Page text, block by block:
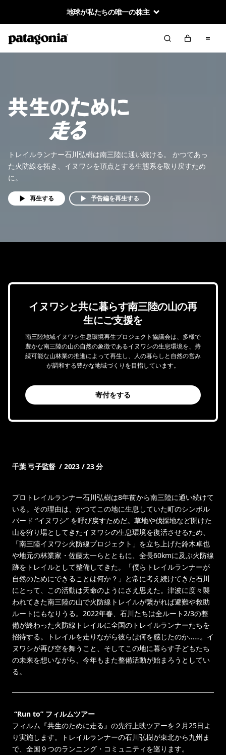
地球が私たちの唯一の株主
トレイルランナー石川弘樹は南三陸に通い続ける。 かつてあっ
た火防線を拓き、イヌワシを頂点とする生態系を取り戻すため
に。
再生する 予告編を再生する
千葉 弓子監督 / 2023 / 23 分
プロトレイルランナー石川弘樹は8年前から南三陸に通い続けて
いる。その理由は、かつてこの地に生息していた町のシンボル
バード “イヌワシ” を呼び戻すためだ。草地や伐採地など開けた
山を狩り場としてきたイヌワシの生息環境を復活させるため、
「南三陸イヌワシ火防線プロジェクト」を立ち上げた鈴木卓也
や地元の林業家・佐藤太一らとともに、全長60kmに及ぶ火防線
跡をトレイルとして整備してきた。「僕らトレイルランナーが
自然のためにできることは何か？」と常に考え続けてきた石川
にとって、この活動は天命のようにさえ思えた。津波に度々襲
われてきた南三陸の山で火防線トレイルが繋がれば避難や救助
ルートにもなりうる。2022年春、石川たちは全ルート2/3の整
備が終わった火防線トレイルに全国のトレイルランナーたちを
招待する。トレイルを走りながら彼らは何を感じたのか……。イ
ヌワシが再び空を舞うこと、そしてこの地に暮らす子どもたち
の未来を想いながら、今年もまた整備活動が始まろうとしてい
る。
“Run to” フィルムツアー
フィルム『共生のために走る』の先行上映ツアーを２月25日よ
り実施します。トレイルランナーの石川弘樹が東北から九州ま
で、全国９つのランニング・コミュニティを巡ります。
イヌワシと共に暮らす南三陸の山の再
生にご支援を
南三陸地域イヌワシ生息環境再生プロジェクト協議会は、多様で
豊かな南三陸の山の自然の象徴であるイヌワシの生息環境を、持
続可能な山林業の推進によって再生し、人の暮らしと自然の営み
が調和する豊かな地域づくりを目指しています。
寄付をする